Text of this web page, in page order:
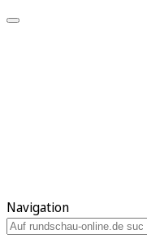
Navigation